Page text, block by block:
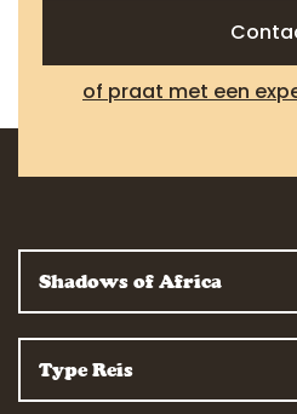
of praat met een
Shadows of Africa
Type Reis